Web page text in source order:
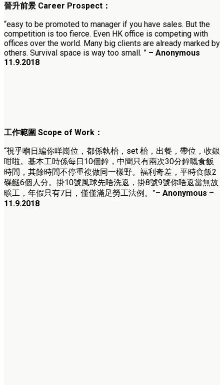
晉升前景 Career Prospect：
“easy to be promoted to manager if you have sales. But the
competition is too fierce. Even HK office is competing with
offices over the world. Many big clients are already marked by
others. Survival space is way too small. ” – Anonymous
11.9.2018
工作範圍 Scope of Work：
“視乎嗰日編你咩崗位，都係執枱，set 枱，出餐，帶位，收銀
咁啦。基本工時係每日10個鐘， 中間只有兩次30分鐘嘅食飯
時間，其餘時間不停重複做同一樣野。 福利奇差，平時食飯2
碟餸6個人分。掛10號風球先唔洗返， 掛8號9號你唔返當無故
曠工，年假只有7日，僅僅滿足勞工法例。”– Anonymous –
11.9.2018